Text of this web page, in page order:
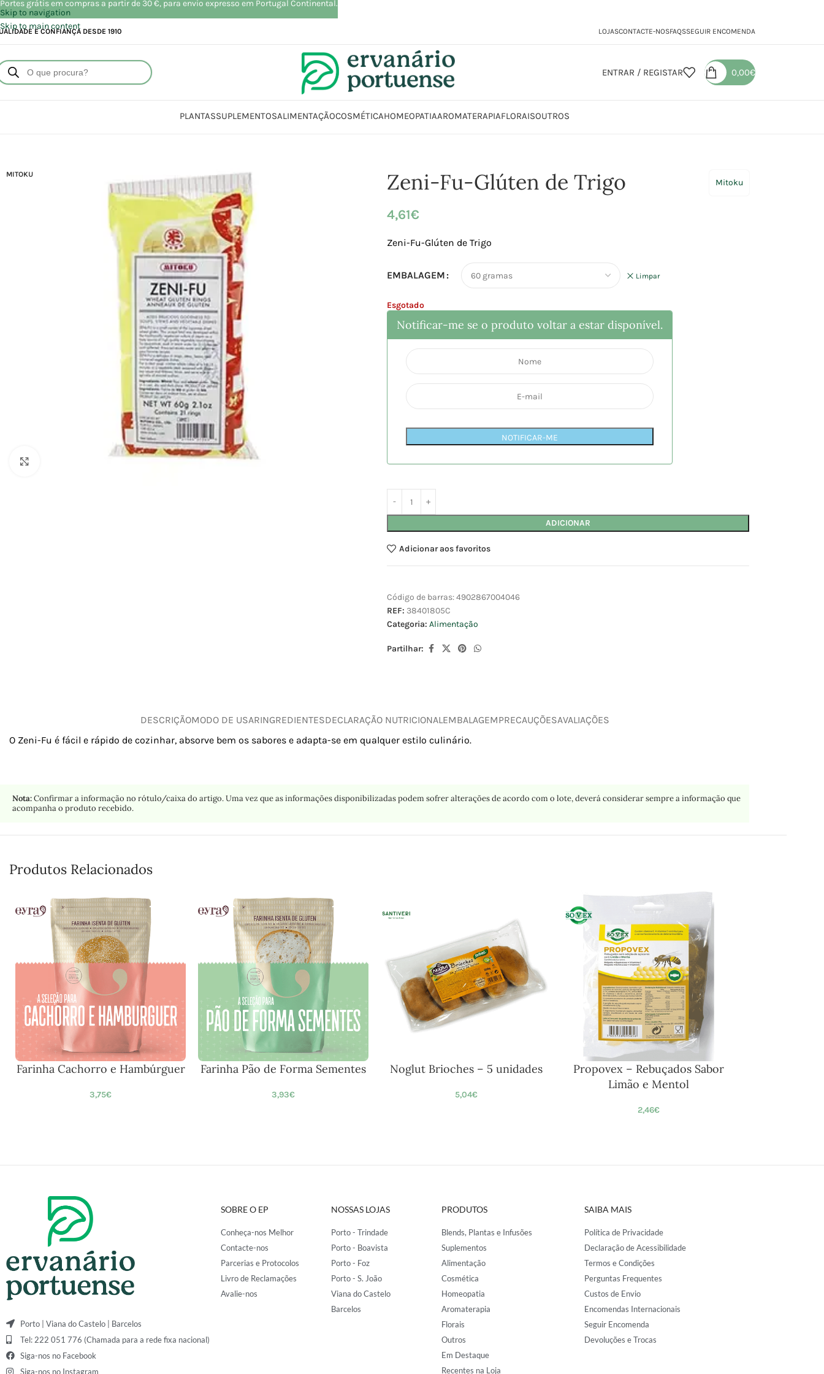
Skip to navigation
Skip to main content
E CONFIANÇA DESDE 1910 LOJASCONTACTE-NOSFAQSSEGUIR ENCOMENDA
ENTRAR / REGISTAR 0,00€
PLANTASSUPLEMENTOSALIMENTAÇÃOCOSMÉTICAHOMEOPATIAAROMATERAPIAFLORAISOUTROS
MITOKU Zeni-Fu-Glúten de Trigo Mitoku
4,61€
Zeni-Fu-Glúten de Trigo
EMBALAGEM Limpar
Esgotado
Notificar-me se o produto voltar a estar disponível.
NOTIFICAR-ME
ADICIONAR
Adicionar aos favoritos
Código de barras:4902867004046
REF: 38401805C
Categoria: Alimentação
Partilhar:
DESCRIÇÃOMODO DE USARINGREDIENTESDECLARAÇÃO NUTRICIONAL EMBALAGEMPRECAUÇÕESAVALIAÇÕES
O Zeni-Fu é fácil e rápido de cozinhar, absorve bem os sabores e adapta-se em qualquer estilo culinário.
Nota:Confirmar a informação no rótulo/caixa do artigo. Uma vez que as informações disponibilizadas podem sofrer alterações de acordo com o lote, deverá considerar sempre a informação que
acompanha o produto recebido.
Produtos Relacionados
Farinha Cachorro e Hambúrguer
3,75€
Farinha Pão de Forma Sementes
3,93€
Noglut Brioches – 5 unidades
5,04€
Propovex – Rebuçados Sabor
Limão e Mentol
2,46€
Porto | Viana do Castelo | Barcelos
Tel: 222 051 776 (Chamada para a rede fixa nacional)
Siga-nos no Facebook
Siga-nos no Instagram
SOBRE O EP
Conheça-nos Melhor
Contacte-nos
Parcerias e Protocolos
Livro de Reclamações
Avalie-nos
NOSSAS LOJAS
Porto - Trindade
Porto - Boavista
Porto - Foz
Porto - S. João
Viana do Castelo
Barcelos
PRODUTOS
Blends, Plantas e Infusões
Suplementos
Alimentação
Cosmética
Homeopatia
Aromaterapia
Florais
Outros
Em Destaque
Recentes na Loja
SAIBA MAIS
Política de Privacidade
Declaração de Acessibilidade
Termos e Condições
Perguntas Frequentes
Custos de Envio
Encomendas Internacionais
Seguir Encomenda
Devoluções e Trocas
Portes grátis em compras a partir de 30 €, para envio expresso em Portugal Continental.